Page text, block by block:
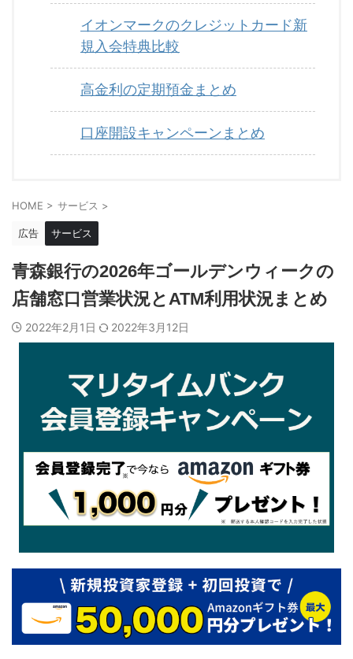
イオンマークのクレジットカード新
規入会特典比較
高金利の定期預金まとめ
口座開設キャンペーンまとめ
HOME > サービス >
広告 サービス
青森銀行の2026年ゴールデンウィークの
店舗窓口営業状況とATM利用状況まとめ
2022年2月1日 2022年3月12日